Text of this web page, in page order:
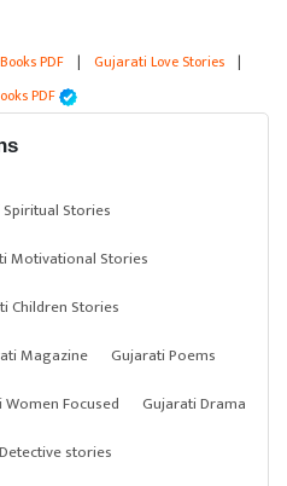
PDF | Gujarati Love Stories |
PDF
Stories
Motivational Stories
Children Stories
Magazine
Gujarati Poems
Focused
Gujarati Drama
stories